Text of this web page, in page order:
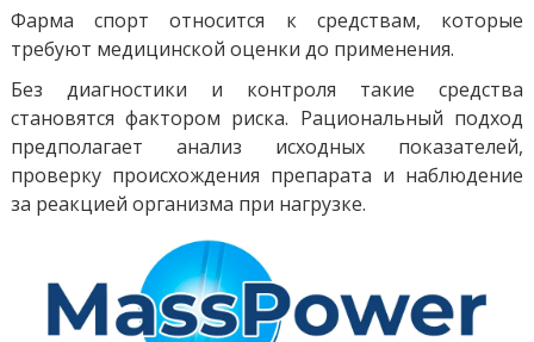
Фарма спорт относится к средствам, которые
требуют медицинской оценки до применения.
Без диагностики и контроля такие средства
становятся фактором риска. Рациональный подход
предполагает анализ исходных показателей,
проверку происхождения препарата и наблюдение
за реакцией организма при нагрузке.